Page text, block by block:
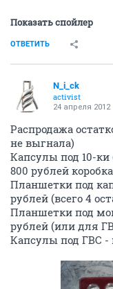
Показать спойлер
ОТВЕТИТЬ
N_i_ck
activist
24 апреля 2012
Распродажа
не выгнала)
Капсулы под 10-
800 рублей
Планшетки под
рублей (всего 4
Планшетки под
рублей (или для
Капсулы под ГВС -